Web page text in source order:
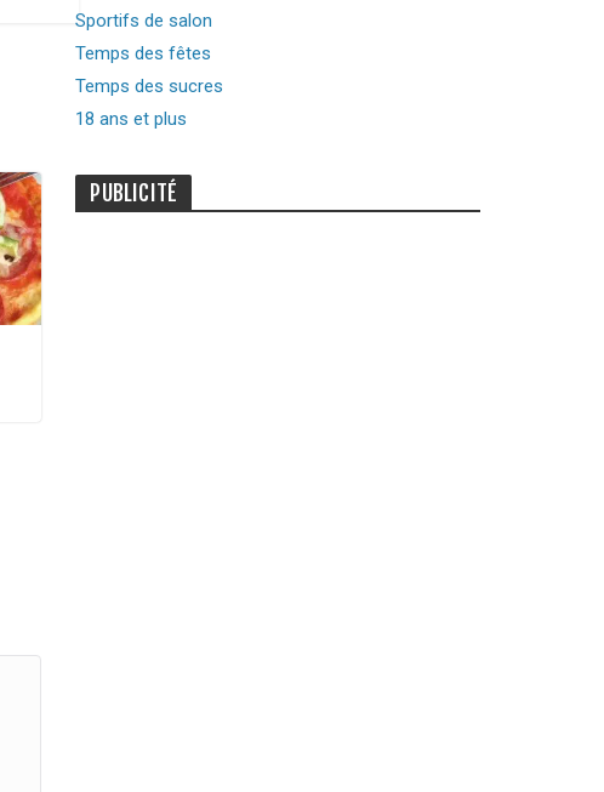
Sportifs de salon
Temps des fêtes
Temps des sucres
18 ans et plus
PUBLICITÉ